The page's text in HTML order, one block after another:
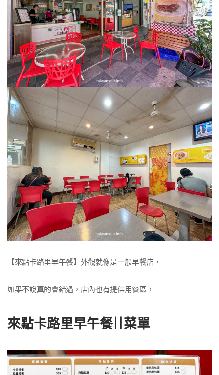
【來點卡路里早午餐】外觀就像是一般早餐店，
如果不說真的會錯過，店內也有提供用餐區，
來點卡路里早午餐||菜單